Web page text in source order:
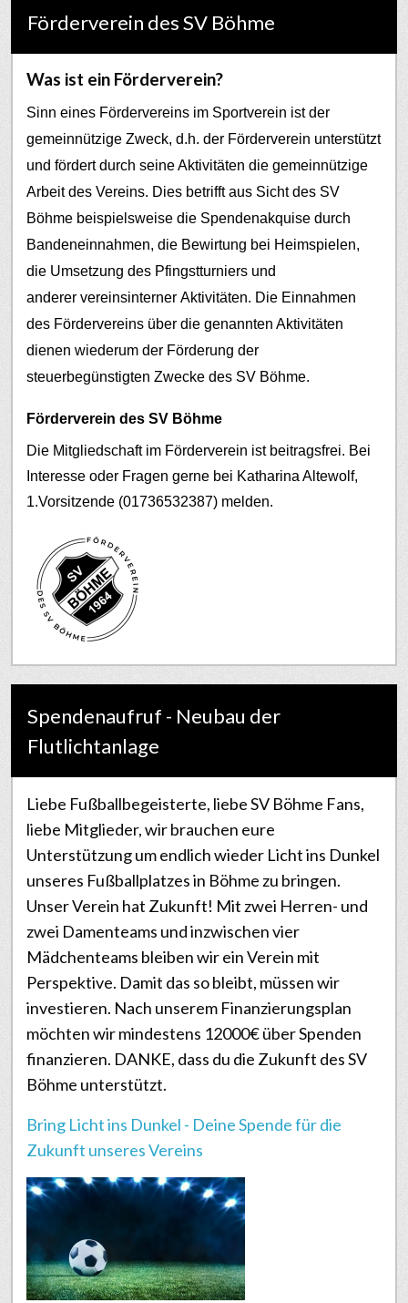
Förderverein des SV Böhme
Was ist ein Förderverein?
Sinn eines Fördervereins im Sportverein ist der
gemeinnützige Zweck, d.h. der Förderverein unterstützt
und fördert durch seine Aktivitäten die gemeinnützige
Arbeit des Vereins. Dies betrifft aus Sicht des SV
Böhme beispielsweise die Spendenakquise durch
Bandeneinnahmen, die Bewirtung bei Heimspielen,
die Umsetzung des Pfingstturniers und
anderer vereinsinterner Aktivitäten. Die Einnahmen
des Fördervereins über die genannten Aktivitäten
dienen wiederum der Förderung der
steuerbegünstigten Zwecke des SV Böhme.
Förderverein des SV Böhme
Die Mitgliedschaft im Förderverein ist beitragsfrei. Bei
Interesse oder Fragen gerne bei Katharina Altewolf,
1.Vorsitzende (01736532387) melden.
Spendenaufruf - Neubau der
Flutlichtanlage
Liebe Fußballbegeisterte, liebe SV Böhme Fans,
liebe Mitglieder, wir brauchen eure
Unterstützung um endlich wieder Licht ins Dunkel
unseres Fußballplatzes in Böhme zu bringen.
Unser Verein hat Zukunft! Mit zwei Herren- und
zwei Damenteams und inzwischen vier
Mädchenteams bleiben wir ein Verein mit
Perspektive. Damit das so bleibt, müssen wir
investieren. Nach unserem Finanzierungsplan
möchten wir mindestens 12000€ über Spenden
finanzieren. DANKE, dass du die Zukunft des SV
Böhme unterstützt.
Bring Licht ins Dunkel - Deine Spende für die
Zukunft unseres Vereins